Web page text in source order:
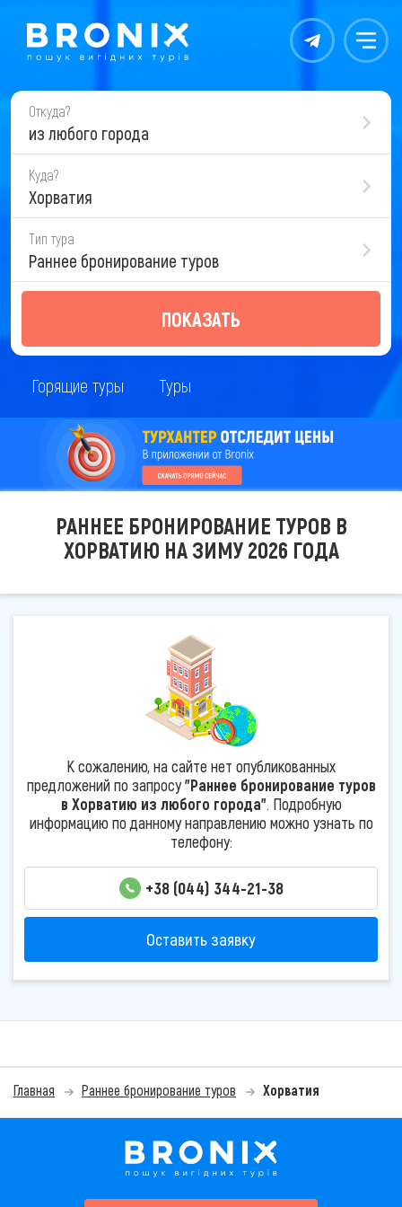
Контакты Меню
Откуда?
из любого города
Куда?
Хорватия
Тип тура
Раннее бронирование туров
ПОКАЗАТЬ
Горящие туры Туры
РАННЕЕ БРОНИРОВАНИЕ ТУРОВ В
ХОРВАТИЮ НА ЗИМУ 2026 ГОДА
К сожалению, на сайте нет опубликованных
предложений по запросу"Раннее бронирование туров
в Хорватию из любого города". Подробную
информацию по данному направлению можно узнать по
телефону:
+38 (044) 344-21-38
Оставить заявку
Главная Раннее бронирование туров Хорватия